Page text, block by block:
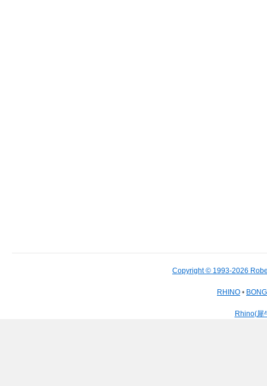
Copyright © 1993-2026
RHINO •
Rhino(犀